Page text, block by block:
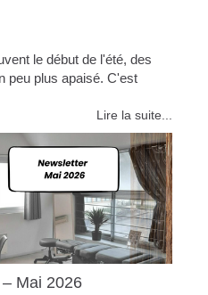
le début de l'été, des
peu plus apaisé. C'est
Lire la suite...
Mai 2026